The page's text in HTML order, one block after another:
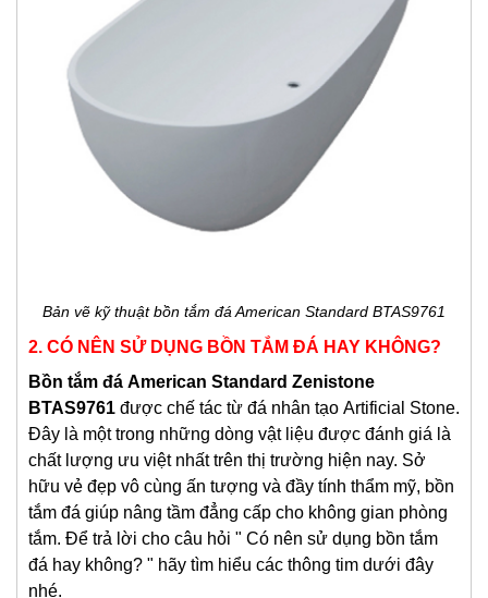
Bản vẽ kỹ thuật bồn tắm đá American Standard BTAS9761
2. CÓ NÊN SỬ DỤNG BỒN TẮM ĐÁ HAY KHÔNG?
Bồn tắm đá American Standard Zenistone
BTAS9761 được chế tác từ đá nhân tạo Artificial Stone.
Đây là một trong những dòng vật liệu được đánh giá là
chất lượng ưu việt nhất trên thị trường hiện nay. Sở
hữu vẻ đẹp vô cùng ấn tượng và đầy tính thẩm mỹ, bồn
tắm đá giúp nâng tầm đẳng cấp cho không gian phòng
tắm. Để trả lời cho câu hỏi " Có nên sử dụng bồn tắm
đá hay không? " hãy tìm hiểu các thông tim dưới đây
nhé.